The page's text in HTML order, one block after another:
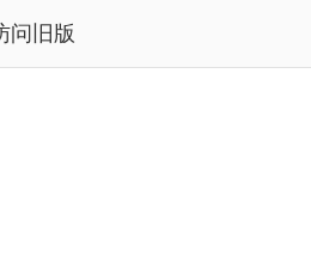
问旧版